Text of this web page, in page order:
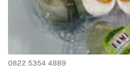
0822 5354 4889